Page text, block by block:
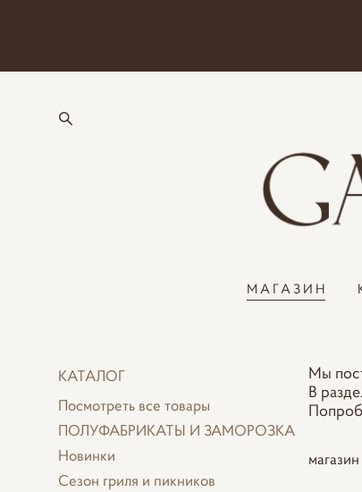
МАГАЗИН
КАТАЛОГ
Посмотреть все товары
ПОЛУФАБРИКАТЫ И ЗАМОРОЗКА
Новинки
Сезон гриля и пикников
Мы
В
магазин